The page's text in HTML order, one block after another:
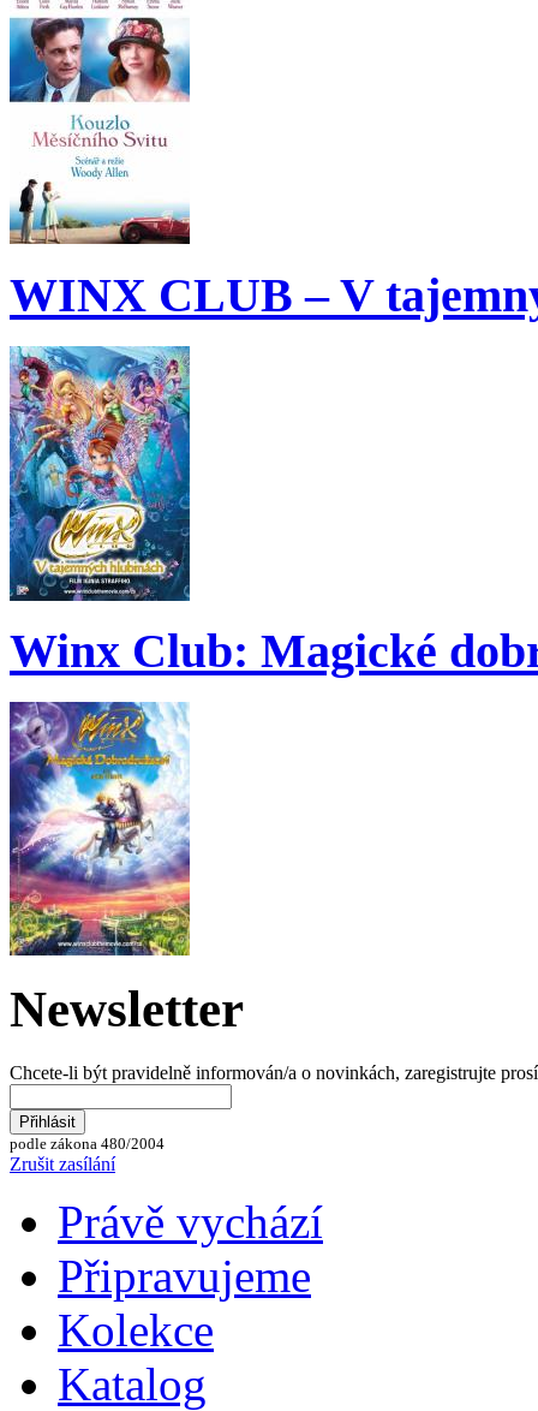
WINX CLUB – V
Winx Club: Magické
Newsletter
Chcete-li být pravidelně informován/a o novinkách, zaregistrujte
podle zákona 480/2004
Zrušit zasílání
Právě vychází
Připravujeme
Kolekce
Katalog